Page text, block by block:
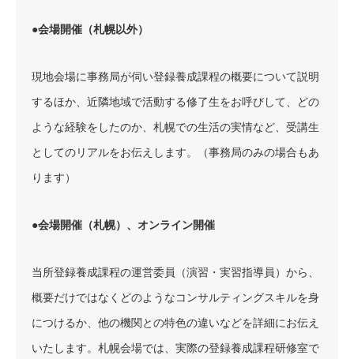
●会場開催（札幌以外）
現地会場に事務局が伺い登録養成課程の概要について説明
するほか、近隣地域で活動する修了生をお呼びして、どの
ような経験をしたのか、札幌での生活の実情など、受講生
としてのリアルをお伝えします。（事務局のみの場合もあ
ります）
●会場開催（札幌）、オンライン開催
当所登録養成課程の運営委員（演習・実習指導員）から、
概要だけではなくどのようなコンサルティングスキルを身
につけるか、他の機関との特色の違いなどを詳細にお伝え
いたします。札幌会場では、実際の登録養成課程研修室で